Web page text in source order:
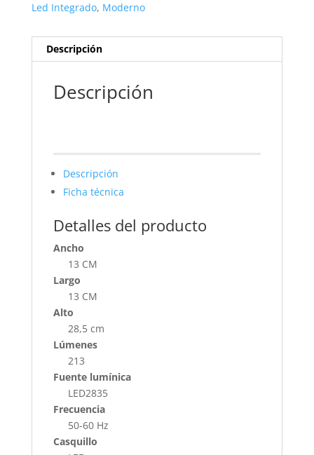
Led Integrado, Moderno
Descripción
Descripción
Descripción
Ficha técnica
Detalles del producto
Ancho
13 CM
Largo
13 CM
Alto
28,5 cm
Lúmenes
213
Fuente lumínica
LED2835
Frecuencia
50-60 Hz
Casquillo